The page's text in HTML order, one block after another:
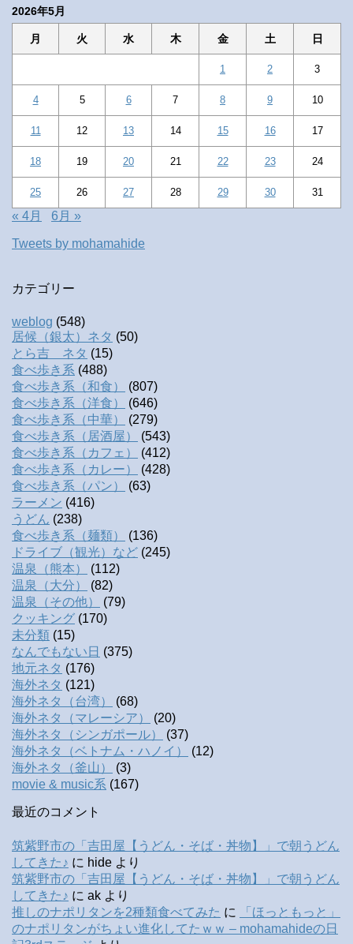
2026年5月
月 火 水 木 金 土 日
1 2 3
4 5 6 7 8 9 10
11 12 13 14 15 16 17
18 19 20 21 22 23 24
25 26 27 28 29 30 31
« 4月 6月 »
Tweets by mohamahide
カテゴリー
weblog (548)
居候（銀太）ネタ (50)
とら吉 ネタ (15)
食べ歩き系 (488)
食べ歩き系（和食）
(807)
食べ歩き系（洋食）
(646)
食べ歩き系（中華）
(279)
食べ歩き系（居酒屋）
(543)
食べ歩き系（カフェ）
(412)
食べ歩き系（カレー）
(428)
食べ歩き系（パン）
(63)
ラーメン (416)
うどん (238)
食べ歩き系（麺類）
(136)
ドライブ（観光）など (245)
温泉（熊本）
(112)
温泉（大分）
(82)
温泉（その他）
(79)
クッキング (170)
未分類 (15)
なんでもない日 (375)
地元ネタ (176)
海外ネタ (121)
海外ネタ（台湾）
(68)
海外ネタ（マレーシア）
(20)
海外ネタ（シンガポール）
(37)
海外ネタ（ベトナム・ハノイ）
(12)
海外ネタ（釜山）
(3)
movie & music系 (167)
最近のコメント
筑紫野市の「吉田屋【うどん・そば・丼物】」で朝うどん
してきた♪ に hide より
筑紫野市の「吉田屋【うどん・そば・丼物】」で朝うどん
してきた♪ に ak より
推しのナポリタンを2種類食べてみた に
「ほっともっと」
のナポリタンがちょい進化してたｗｗ – mohamahideの日